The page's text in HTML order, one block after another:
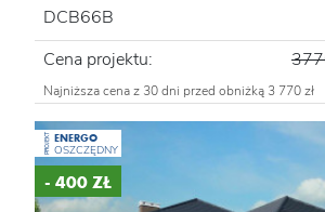
DCB66B
Cena projektu:
Najniższa cena z 30 dni przed obniżką 3 770 zł
PROJEKT ENERGO
OSZCZĘDNY
- 400 ZŁ